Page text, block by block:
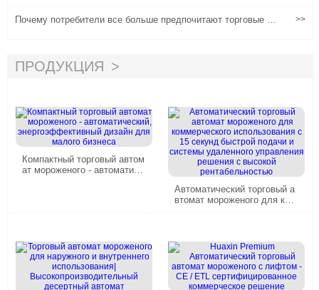
Почему потребители все больше предпочитают торговые а
>>
ПРОДУКЦИЯ
Компактный торговый автом
ат мороженого - автоматиче
Автоматический торговый а
втомат мороженого для ком
вления решения с высокой
рентабельностью